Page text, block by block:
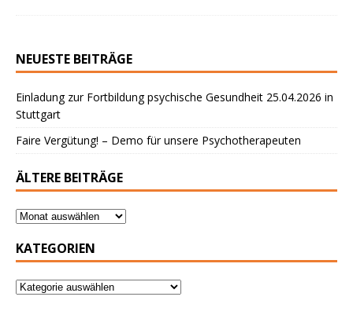
NEUESTE BEITRÄGE
Einladung zur Fortbildung psychische Gesundheit 25.04.2026 in
Stuttgart
Faire Vergütung! – Demo für unsere Psychotherapeuten
ÄLTERE BEITRÄGE
KATEGORIEN